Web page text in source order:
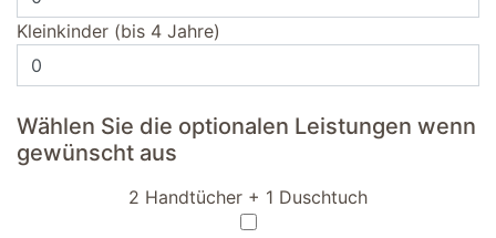
Kleinkinder (bis 4 Jahre)
Wählen Sie die optionalen Leistungen wenn
gewünscht aus
2 Handtücher + 1 Duschtuch